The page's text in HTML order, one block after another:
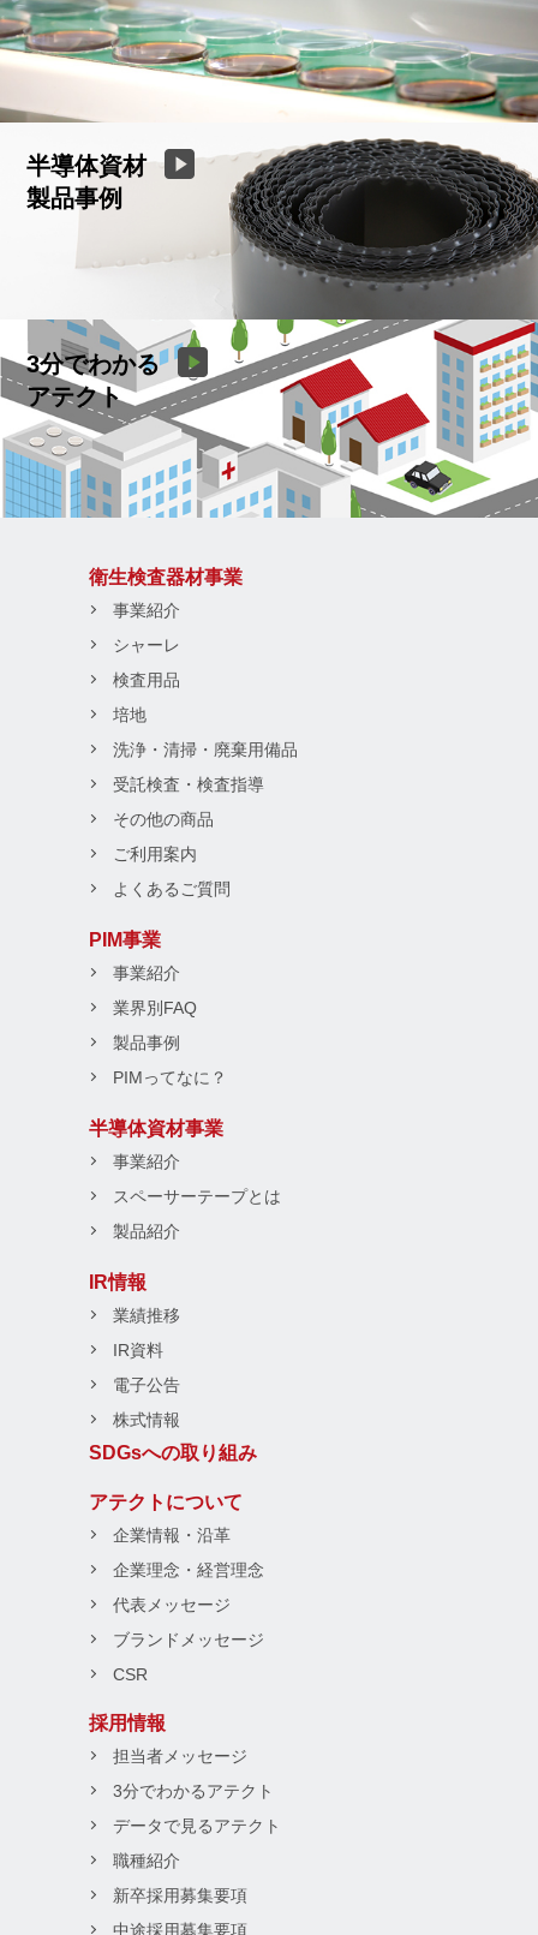
半導体資材
製品事例
3分でわかる
アテクト
衛生検査器材事業
事業紹介
シャーレ
検査用品
培地
洗浄・清掃・廃棄用備品
受託検査・検査指導
その他の商品
ご利用案内
よくあるご質問
PIM事業
事業紹介
業界別FAQ
製品事例
PIMってなに？
半導体資材事業
事業紹介
スペーサーテープとは
製品紹介
IR情報
業績推移
IR資料
電子公告
株式情報
SDGsへの取り組み
アテクトについて
企業情報・沿革
企業理念・経営理念
代表メッセージ
ブランドメッセージ
CSR
採用情報
担当者メッセージ
3分でわかるアテクト
データで見るアテクト
職種紹介
新卒採用募集要項
中途採用募集要項